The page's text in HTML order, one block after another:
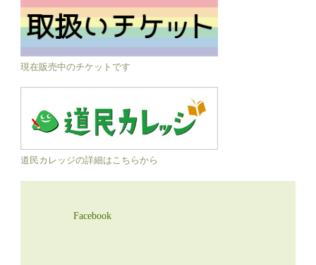
現在販売中のチケットです
道民カレッジの詳細はこちらから
Facebook